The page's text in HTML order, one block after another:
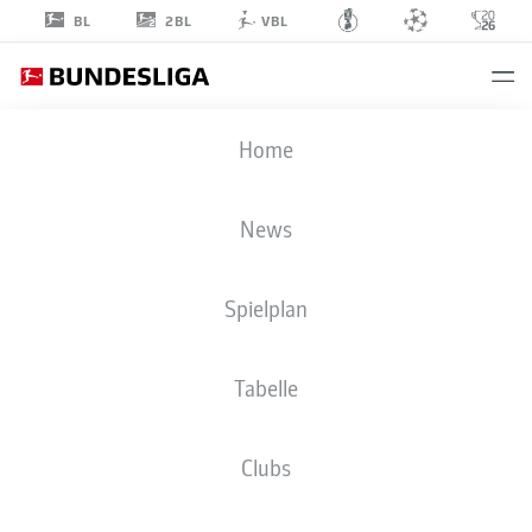
BL 2BL VBL
Home
News
Spielplan
Tabelle
Clubs